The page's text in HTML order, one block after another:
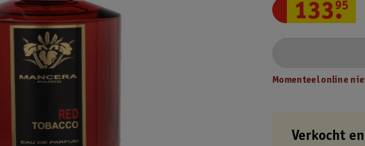
133.
95
Momenteel online
Verkocht